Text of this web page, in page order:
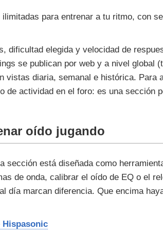
ilimitadas para entrenar a tu ritmo, con
dificultad elegida y velocidad de
se publican por web y a nivel global
vistas diaria, semanal e histórica. Para
de actividad en el foro: es una sección
oído jugando
sección está diseñada como
de onda, calibrar el oído de EQ o el
día marcan diferencia. Que encima